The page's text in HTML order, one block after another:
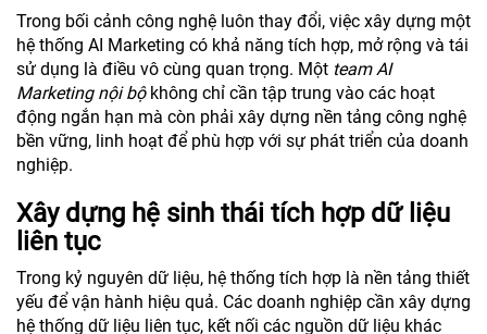
Trong bối cảnh công nghệ luôn thay đổi, việc xây dựng một
hệ thống AI Marketing có khả năng tích hợp, mở rộng và tái
sử dụng là điều vô cùng quan trọng. Một team AI
Marketing nội bộkhông chỉ cần tập trung vào các hoạt
động ngắn hạn mà còn phải xây dựng nền tảng công nghệ
bền vững, linh hoạt để phù hợp với sự phát triển của doanh
nghiệp.
Xây dựng hệ sinh thái tích hợp dữ liệu
liên tục
Trong kỷ nguyên dữ liệu, hệ thống tích hợp là nền tảng thiết
yếu để vận hành hiệu quả. Các doanh nghiệp cần xây dựng
hệ thống dữ liệu liên tục, kết nối các nguồn dữ liệu khác